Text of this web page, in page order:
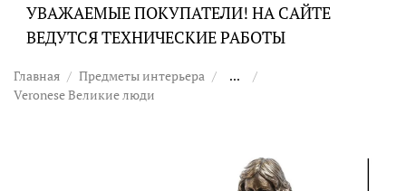
УВАЖАЕМЫЕ ПОКУПАТЕЛИ! НА САЙТЕ
ВЕДУТСЯ ТЕХНИЧЕСКИЕ РАБОТЫ
Главная Предметы интерьера
...
Veronese Великие люди